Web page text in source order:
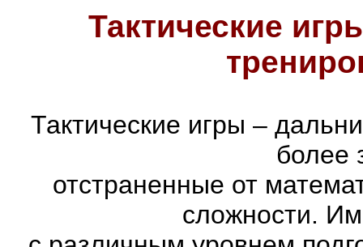
Тактические
Тактические игры –
более
отстраненные от
сложности.